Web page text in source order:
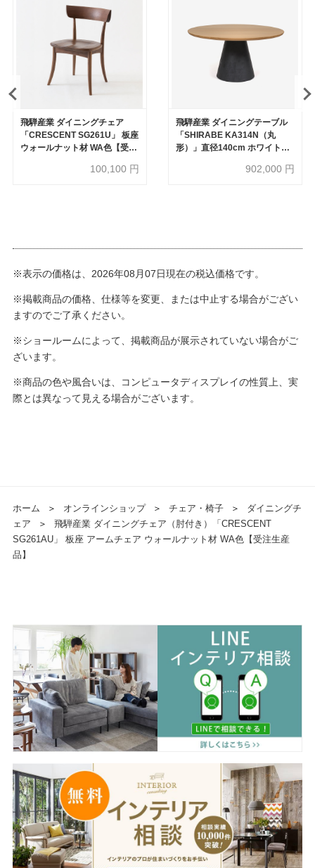
飛騨産業 ダイニングチェア
「CRESCENT SG261U」 板座
ウォールナット材 WA色【受注
100,100 円
飛騨産業 ダイニングテーブル
「SHIRABE KA314N（丸
形）」直径140cm ホワイトオ
902,000 円
※表示の価格は、2026年08月07日現在の税込価格です。
※掲載商品の価格、仕様等を変更、または中止する場合がござい
ますのでご了承ください。
※ショールームによって、掲載商品が展示されていない場合がご
ざいます。
※商品の色や風合いは、コンピュータディスプレイの性質上、実
際とは異なって見える場合がございます。
ホーム ＞ オンラインショップ ＞ チェア・椅子 ＞
ダイニングチ
ェア
＞
飛騨産業 ダイニングチェア（肘付き）「CRESCENT
SG261AU」 板座 アームチェア ウォールナット材 WA色【受注生産
品】